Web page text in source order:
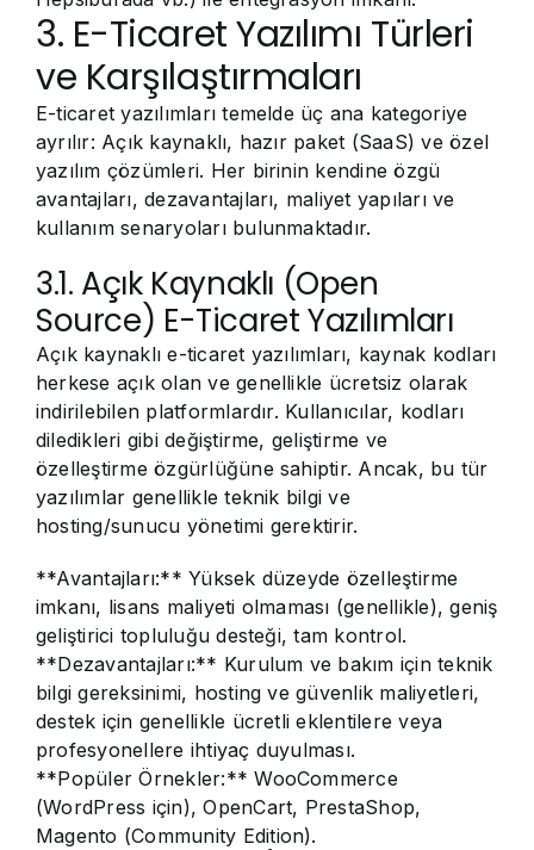
3. E-Ticaret Yazılımı Türleri
ve Karşılaştırmaları
E-ticaret yazılımları temelde üç ana kategoriye
ayrılır: Açık kaynaklı, hazır paket (SaaS) ve özel
yazılım çözümleri. Her birinin kendine özgü
avantajları, dezavantajları, maliyet yapıları ve
kullanım senaryoları bulunmaktadır.
3.1. Açık Kaynaklı (Open
Source) E-Ticaret Yazılımları
Açık kaynaklı e-ticaret yazılımları, kaynak kodları
herkese açık olan ve genellikle ücretsiz olarak
indirilebilen platformlardır. Kullanıcılar, kodları
diledikleri gibi değiştirme, geliştirme ve
özelleştirme özgürlüğüne sahiptir. Ancak, bu tür
yazılımlar genellikle teknik bilgi ve
hosting/sunucu yönetimi gerektirir.
**Avantajları:** Yüksek düzeyde özelleştirme
imkanı, lisans maliyeti olmaması (genellikle), geniş
geliştirici topluluğu desteği, tam kontrol.
**Dezavantajları:** Kurulum ve bakım için teknik
bilgi gereksinimi, hosting ve güvenlik maliyetleri,
destek için genellikle ücretli eklentilere veya
profesyonellere ihtiyaç duyulması.
**Popüler Örnekler:** WooCommerce
(WordPress için), OpenCart, PrestaShop,
Magento (Community Edition).